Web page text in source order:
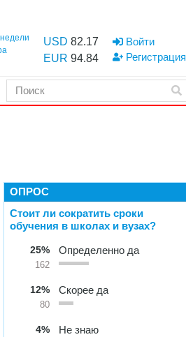
USD 82.17
EUR 94.84
Войти
Регистрация
ОПРОС
Стоит ли сократить сроки
обучения в школах и вузах?
25%
162
Определенно да
12%
80
Скорее да
4% Не знаю